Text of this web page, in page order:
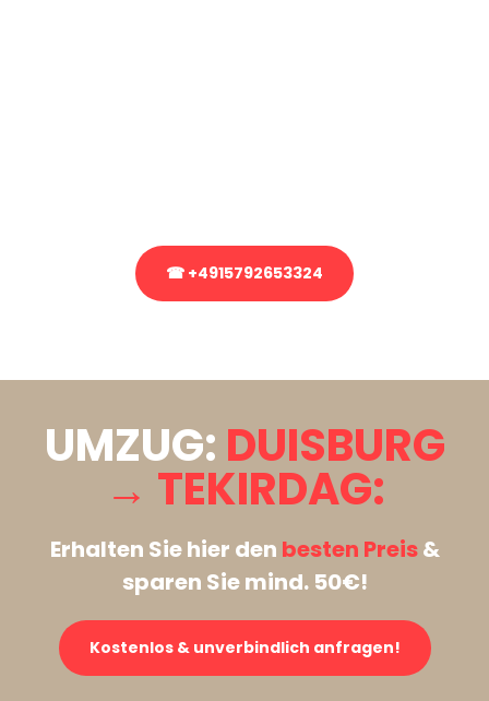
☎ +4915792653324
UMZUG: DUISBURG
→ TEKIRDAG:
Erhalten Sie hier den besten Preis&
sparen Sie mind. 50€!
Kostenlos & unverbindlich anfragen!